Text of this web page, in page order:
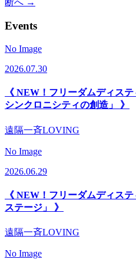
Events
No Image
2026.07.30
《 NEW！フリーダムディス
シンクロニシティの創造」 》
遠隔一斉LOVING
No Image
2026.06.29
《 NEW！フリーダムディス
ステージ」 》
遠隔一斉LOVING
No Image